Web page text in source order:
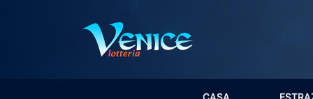
CASA